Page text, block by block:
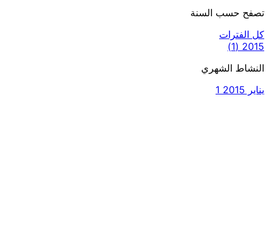
تصفح حسب السنة
كل الفترات
2015
(1)
النشاط الشهري
يناير 2015
1